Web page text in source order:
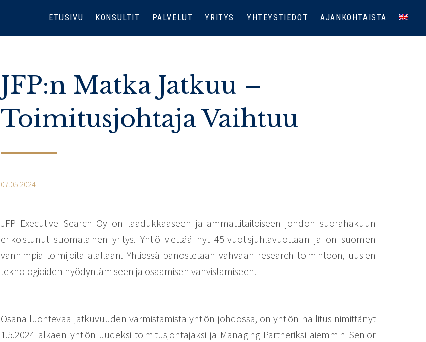
ETUSIVU KONSULTIT PALVELUT YRITYS YHTEYSTIEDOT AJANKOHTAISTA
JFP:n Matka Jatkuu –
Toimitusjohtaja Vaihtuu
07.05.2024
JFP Executive Search Oy on laadukkaaseen ja ammattitaitoiseen johdon suorahakuun
erikoistunut suomalainen yritys. Yhtiö viettää nyt 45-vuotisjuhlavuottaan ja on suomen
vanhimpia toimijoita alallaan. Yhtiössä panostetaan vahvaan research toimintoon, uusien
teknologioiden hyödyntämiseen ja osaamisen vahvistamiseen.
Osana luontevaa jatkuvuuden varmistamista yhtiön johdossa, on yhtiön hallitus nimittänyt
1.5.2024 alkaen yhtiön uudeksi toimitusjohtajaksi ja Managing Partneriksi aiemmin Senior